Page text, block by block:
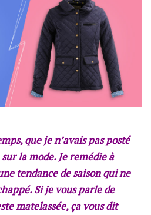
que je n’avais pas posté
la mode. Je remédie à
tendance de saison qui ne
Si je vous parle de
matelassée, ça vous dit